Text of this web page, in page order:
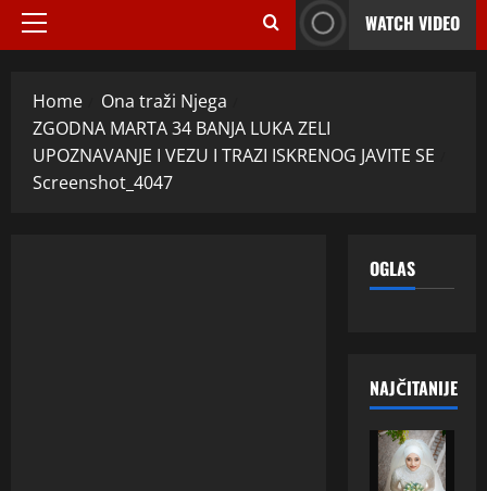
Primary
WATCH VIDEO
Home
Ona traži Njega
ZGODNA MARTA 34 BANJA LUKA ZELI
UPOZNAVANJE I VEZU I TRAZI ISKRENOG JAVITE SE
Screenshot_4047
OGLAS
NAJČITANIJE